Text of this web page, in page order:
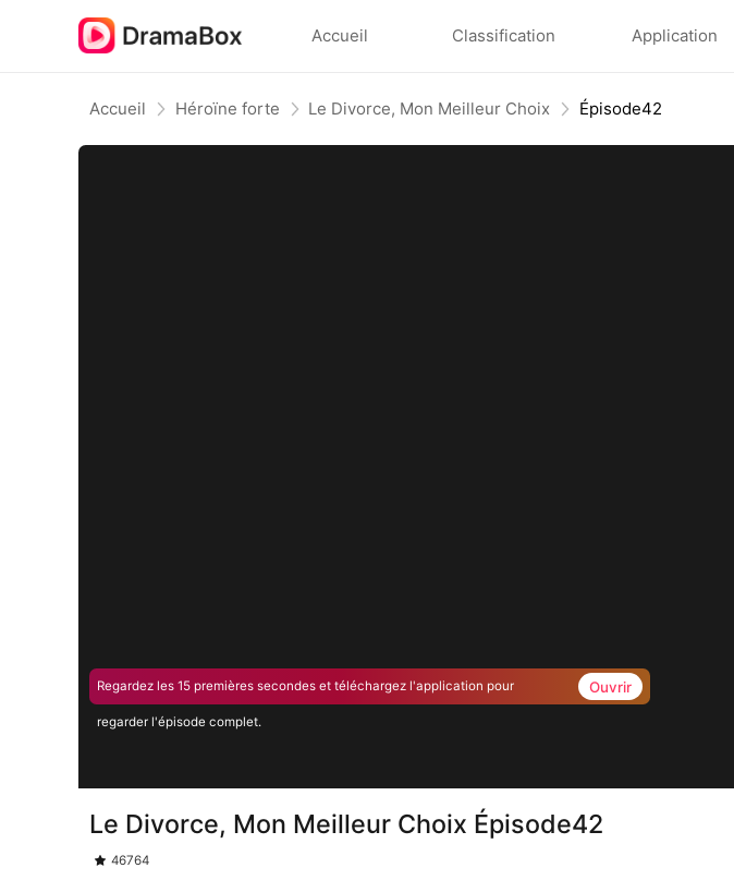
Accueil Classification Application
Accueil Héroïne forte Le Divorce, Mon Meilleur Choix Épisode42
Regardez les 15 premières secondes et téléchargez l'application pour
regarder l'épisode complet.
Ouvrir
Le Divorce, Mon Meilleur Choix Épisode42
46764